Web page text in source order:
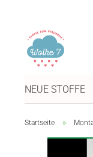
NEUE STOFFE
Startseite »